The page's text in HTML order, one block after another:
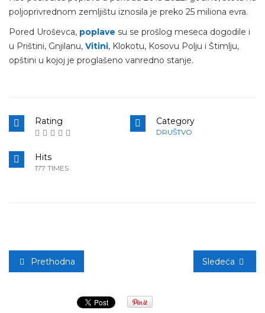
poljoprivrednom zemljištu iznosila je preko 25 miliona evra.
Pored Uroševca, poplave su se prošlog meseca dogodile i
u Prištini, Gnjilanu, Vitini, Klokotu, Kosovu Polju i Štimlju,
opštini u kojoj je proglašeno vanredno stanje.
Rating Category
DRUŠTVO
Hits
177 TIMES
Prethodna Sledeća